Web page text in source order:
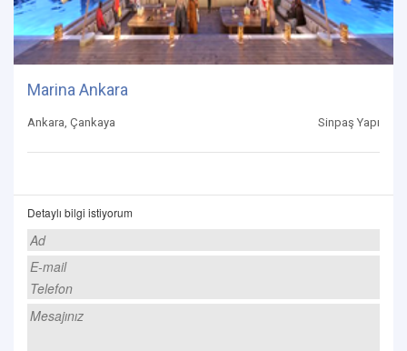
Marina Ankara
Ankara, Çankaya Sinpaş Yapı
Detaylı bilgi istiyorum